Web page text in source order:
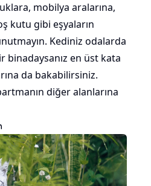
mobilya aralarına,
kutu gibi eşyaların
Kediniz odalarda
binadaysanız en üst kata
da bakabilirsiniz.
diğer alanlarına